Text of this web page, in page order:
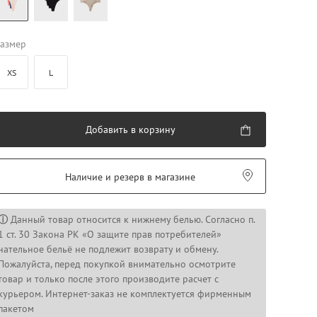
XS L
Добавить в корзину
Наличие и резерв в магазине
Данный товар относится к нижнему белью. Согласно п.
ст. 30 Закона РК «О защите прав потребителей»
бельё не подлежит возврату и обмену.
перед покупкой внимательно осмотрите
и только после этого производите расчет с
Интернет-заказ не комплектуется фирменным